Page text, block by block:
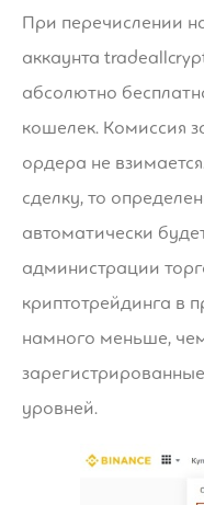
При перечислении
аккаунта
абсолютно
кошелек. Комиссия
ордера не
сделку, то
автоматически
администрации
криптотрейдинга в
намного меньше,
уровней.